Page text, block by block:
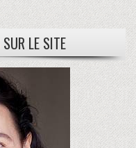
SUR LE SITE